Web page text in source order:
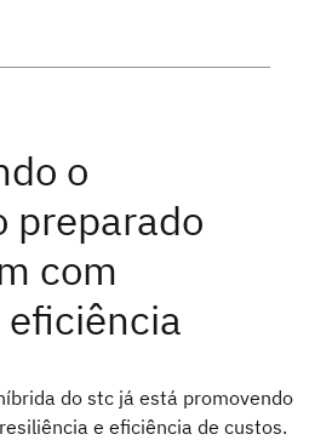
do stc já está promovendo
e eficiência de custos.